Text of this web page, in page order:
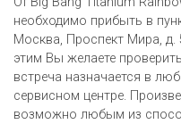
необходимо прибыть в
Москва, Проспект Мира, д.
этим Вы желаете
встреча назначается в
сервисном центре.
возможно любым из